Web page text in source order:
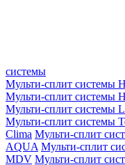
системы
Мульти-сплит системы
Мульти-сплит системы
Мульти-сплит системы
Мульти-сплит системы
Clima Мульти-сплит
AQUA Мульти-сплит
MDV Мульти-сплит